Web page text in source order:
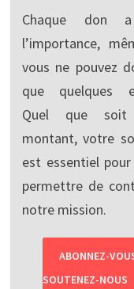
Chaque don
l’importance,
vous ne pouvez
que quelques
Quel que soit
montant, votre
est essentiel
permettre de
notre mission.
ABONNEZ-
SOUTENEZ-NOUS